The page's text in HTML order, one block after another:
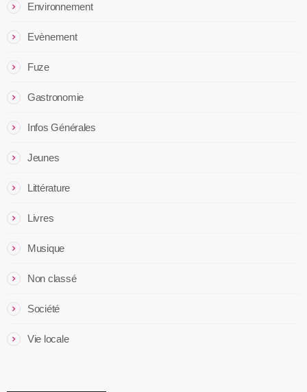
Environnement
Evènement
Fuze
Gastronomie
Infos Générales
Jeunes
Littérature
Livres
Musique
Non classé
Société
Vie locale